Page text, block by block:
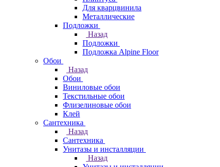
Для кварцвинила
Металлические
Подложки
Назад
Подложки
Подложка Alpine Floor
Обои
Назад
Обои
Виниловые обои
Текстильные обои
Флизелиновые обои
Клей
Сантехника
Назад
Сантехника
Унитазы и инсталляции
Назад